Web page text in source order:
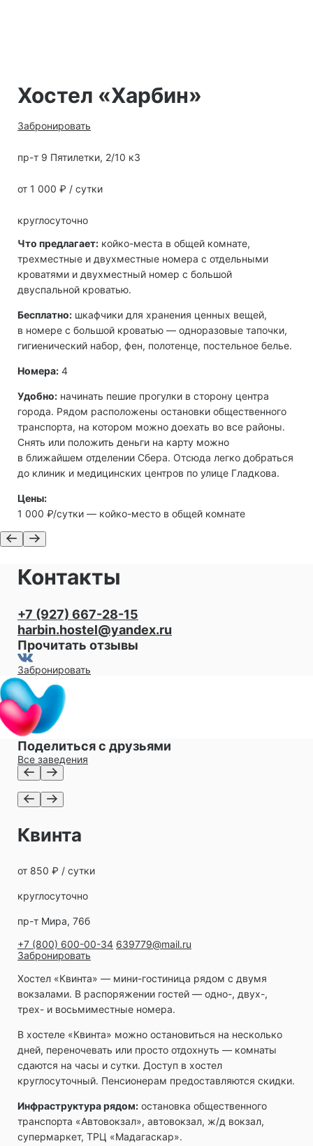
Хостел «Харбин»
Забронировать
пр-т 9 Пятилетки, 2/10 к3
от 1 000 ₽ / сутки
круглосуточно
Что предлагает: койко-места в общей комнате,
трехместные и двухместные номера с отдельными
кроватями и двухместный номер с большой
двуспальной кроватью.
Бесплатно: шкафчики для хранения ценных вещей,
в номере с большой кроватью — одноразовые тапочки,
гигиенический набор, фен, полотенце, постельное белье.
Номера: 4
Удобно: начинать пешие прогулки в сторону центра
города. Рядом расположены остановки общественного
транспорта, на котором можно доехать во все районы.
Снять или положить деньги на карту можно
в ближайшем отделении Сбера. Отсюда легко добраться
до клиник и медицинских центров по улице Гладкова.
Цены:
1 000 ₽/сутки — койко-место в общей комнате
Контакты
+7 (927) 667-28-15
harbin.hostel@yandex.ru
Прочитать отзывы
Забронировать
Поделиться с друзьями
Все заведения
Квинта
от 850 ₽ / сутки
круглосуточно
пр-т Мира, 76б
+7 (800) 600-00-34 639779@mail.ru
Забронировать
Хостел «Квинта» — мини-гостиница рядом с двумя
вокзалами. В распоряжении гостей — одно-, двух-,
трех- и восьмиместные номера.
В хостеле «Квинта» можно остановиться на несколько
дней, переночевать или просто отдохнуть — комнаты
сдаются на часы и сутки. Доступ в хостел
круглосуточный. Пенсионерам предоставляются скидки.
Инфраструктура рядом: остановка общественного
транспорта «Автовокзал», автовокзал, ж/д вокзал,
супермаркет, ТРЦ «Мадагаскар».